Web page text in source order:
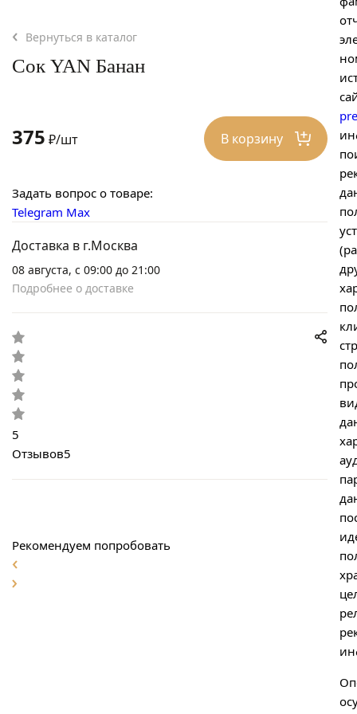
Вернуться в каталог
Сок YAN Банан
375 ₽/шт В корзину
Задать вопрос о товаре:
Telegram Max
Доставка в г.Москва
08 августа, с 09:00 до 21:00
Подробнее о доставке
5
Отзывов5
Рекомендуем попробовать